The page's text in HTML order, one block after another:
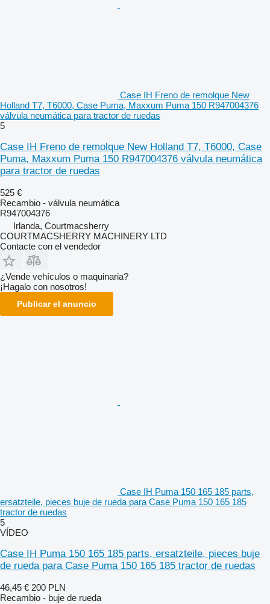
Case IH Freno de remolque New
Holland T7, T6000, Case Puma, Maxxum Puma 150 R947004376
válvula neumática para tractor de ruedas
5
Case IH Freno de remolque New Holland T7, T6000, Case
Puma, Maxxum Puma 150 R947004376 válvula neumática
para tractor de ruedas
525 €
Recambio - válvula neumática
R947004376
Irlanda, Courtmacsherry
COURTMACSHERRY MACHINERY LTD
Contacte con el vendedor
¿Vende vehículos o maquinaria?
¡Hagalo con nosotros!
Publicar el anuncio
Case IH Puma 150 165 185 parts,
ersatzteile, pieces buje de rueda para Case Puma 150 165 185
tractor de ruedas
5
VÍDEO
Case IH Puma 150 165 185 parts, ersatzteile, pieces buje
de rueda para Case Puma 150 165 185 tractor de ruedas
46,45 € 200 PLN
Recambio - buje de rueda